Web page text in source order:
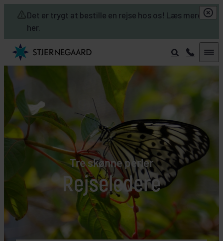
Det er trygt at bestille en rejse hos os! Læs mere
her.
Skip to main content
Tre skønne perler
Rejseledere